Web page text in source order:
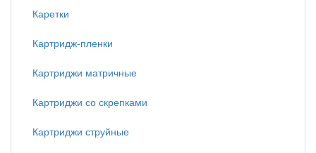
Каретки
Картридж-пленки
Картриджи матричные
Картриджи со скрепками
Картриджи струйные